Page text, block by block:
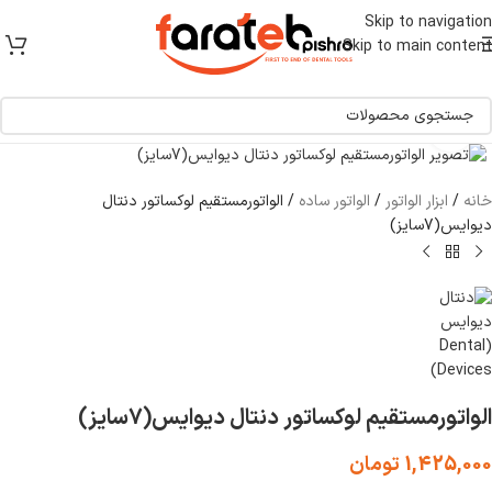
Skip to navigation
Skip to main content
برای بزرگنمایی کلیک کنید
خانه / ابزار الواتور / الواتور ساده / الواتورمستقیم لوکساتور دنتال
دیوایس(7سایز)
الواتورمستقیم لوکساتور دنتال دیوایس(7سایز)
1,425,000 تومان